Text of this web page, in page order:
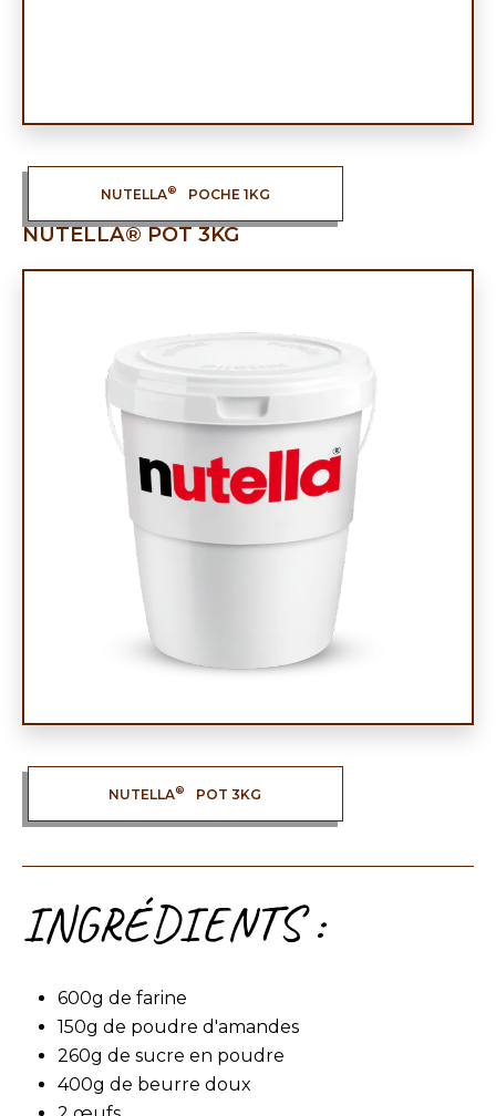
NUTELLA® POCHE 1KG
NUTELLA® POT 3KG
NUTELLA® POT 3KG
INGRÉDIENTS :
600g de farine
150g de poudre d'amandes
260g de sucre en poudre
400g de beurre doux